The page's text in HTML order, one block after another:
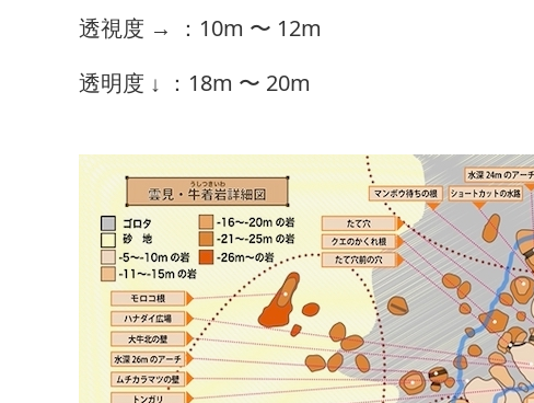
透視度 → ：10m 〜 12m
透明度 ↓ ：18m 〜 20m